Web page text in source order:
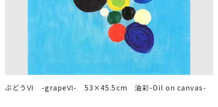
ぶどうⅥ -grapeⅥ- 53×45.5cm 油彩-Oil on canvas-